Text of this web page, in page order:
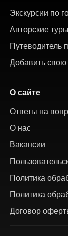
Экскурсии по
Авторские
Путеводитель
Добавить свою
О сайте
Ответы на
О нас
Вакансии
Политика
Политика
Договор